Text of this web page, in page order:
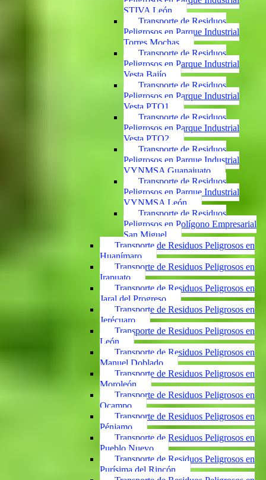
STIVA León
Transporte de Residuos
Peligrosos en Parque Industrial
Torres Mochas
Transporte de Residuos
Peligrosos en Parque Industrial
Vesta Bajío
Transporte de Residuos
Peligrosos en Parque Industrial
Vesta PTO1
Transporte de Residuos
Peligrosos en Parque Industrial
Vesta PTO2
Transporte de Residuos
Peligrosos en Parque Industrial
VYNMSA Guanajuato
Transporte de Residuos
Peligrosos en Parque Industrial
VYNMSA León
Transporte de Residuos
Peligrosos en Polígono Empresarial
San Miguel
Transporte de Residuos Peligrosos en
Huanímaro
Transporte de Residuos Peligrosos en
Irapuato
Transporte de Residuos Peligrosos en
Jaral del Progreso
Transporte de Residuos Peligrosos en
Jerécuaro
Transporte de Residuos Peligrosos en
León
Transporte de Residuos Peligrosos en
Manuel Doblado
Transporte de Residuos Peligrosos en
Moroleón
Transporte de Residuos Peligrosos en
Ocampo
Transporte de Residuos Peligrosos en
Pénjamo
Transporte de Residuos Peligrosos en
Pueblo Nuevo
Transporte de Residuos Peligrosos en
Purísima del Rincón